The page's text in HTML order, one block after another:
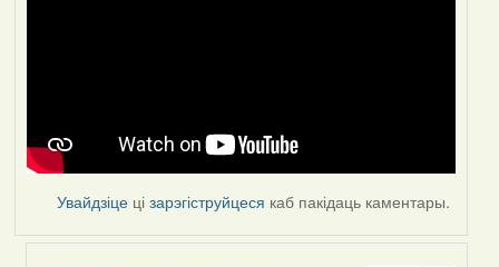
Увайдзіце цізарэгіструйцеся каб пакідаць каментары.